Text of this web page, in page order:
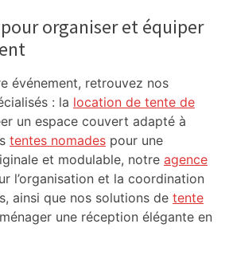
organiser et équiper
événement, retrouvez nos
: la location de tente de
un espace couvert adapté à
tentes nomades pour une
et modulable, notre agence
l’organisation et la coordination
ainsi que nos solutions de tente
une réception élégante en